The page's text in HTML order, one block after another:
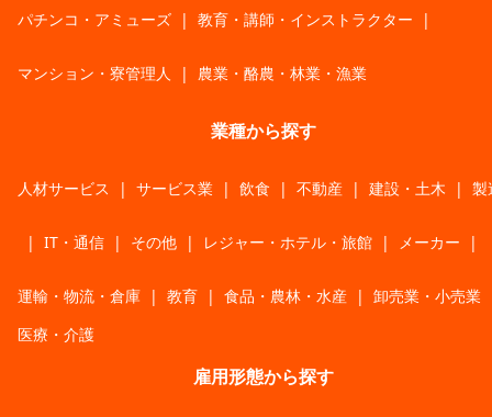
パチンコ・アミューズ | 教育・講師・インストラクター |
マンション・寮管理人 | 農業・酪農・林業・漁業
業種から探す
人材サービス | サービス業 | 飲食 | 不動産 | 建設・土木 | 製
| IT・通信 | その他 | レジャー・ホテル・旅館 | メーカー |
運輸・物流・倉庫 | 教育 | 食品・農林・水産 | 卸売業・小売業
医療・介護
雇用形態から探す